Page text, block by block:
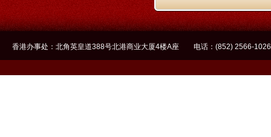
香港办事处：北角英皇道388号北港商业大厦4楼A座 电话：(852)